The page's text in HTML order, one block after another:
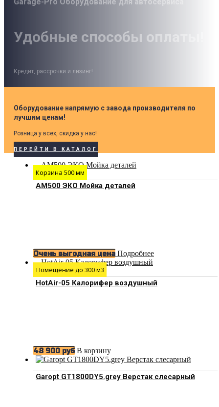
Удобные способы оплаты!
Кредит, рассрочки и лизинг!
Оборудование напрямую с завода производителя по
лучшим ценам!
Розница у всех, скидка у нас!
ПЕРЕЙТИ В КАТАЛОГ
Корзина 500 мм
АМ500 ЭКО Мойка деталей
Очень выгодная цена Подробнее
Помещение до 300 м3
HotAir-05 Калорифер воздушный
48 900 руб В корзину
Garopt GT1800DY5.grey Верстак слесарный